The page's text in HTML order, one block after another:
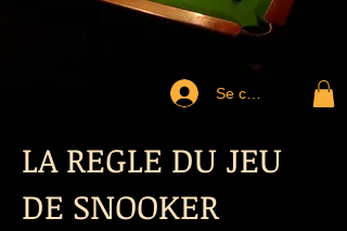
Se connecter
LA REGLE DU JEU
DE SNOOKER